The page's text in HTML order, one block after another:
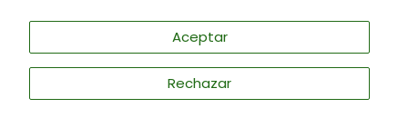
Aceptar
Rechazar
Correo electrónico
FacebookInstagramYouTube